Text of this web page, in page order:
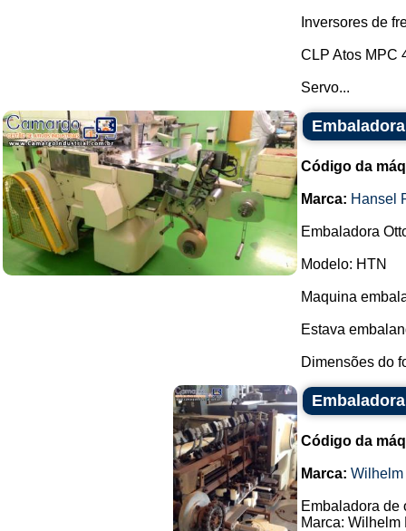
Inversores de
CLP Atos MPC
Servo...
Código da
Marca: Hansel
Embaladora
Modelo: HTN
Maquina
Estava
Dimensões do
Código da
Marca:
Embaladora de
Marca: Wilhelm